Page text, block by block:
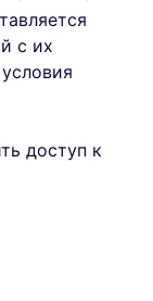
с их
доступ к